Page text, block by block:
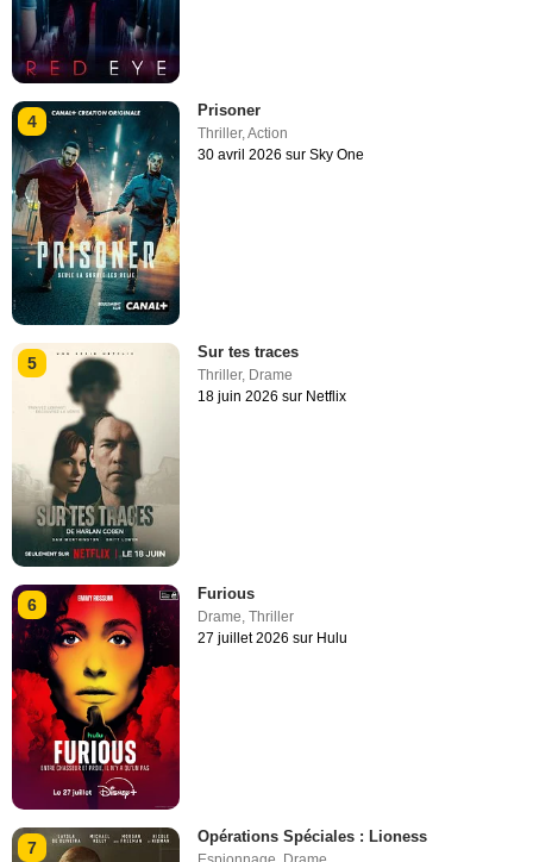
4
Prisoner
Thriller,Action
30 avril 2026 sur Sky One
5
Sur tes traces
Thriller, Drame
18 juin 2026 sur Netflix
6
Furious
Drame,Thriller
27 juillet 2026 sur Hulu
7
Opérations Spéciales : Lioness